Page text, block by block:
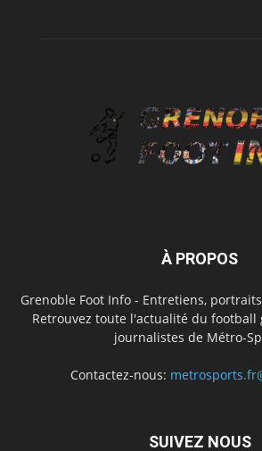
À PROPOS
Grenoble Foot Info - Entretiens,
Retrouvez toute l'actualité du football
journalistes de Métro-
Contactez-nous:
SUIVEZ NOUS